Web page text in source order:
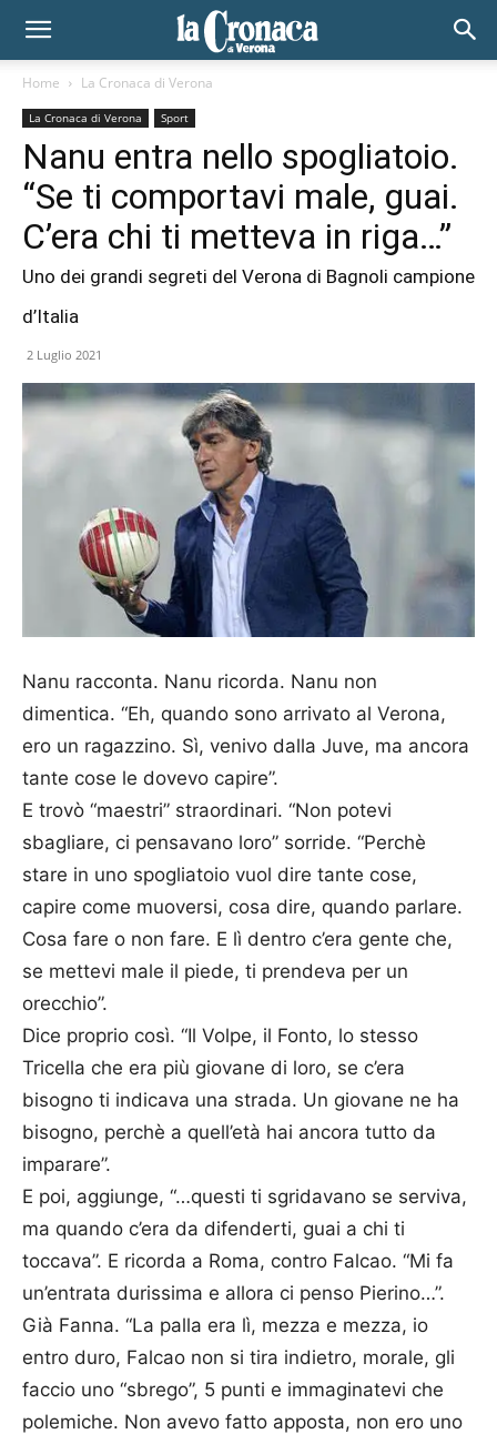
Home La Cronaca di Verona
La Cronaca di Verona Sport
Nanu entra nello spogliatoio.
“Se ti comportavi male, guai.
C’era chi ti metteva in riga…”
Uno dei grandi segreti del Verona di Bagnoli campione
d’Italia
2 Luglio 2021
Nanu racconta. Nanu ricorda. Nanu non
dimentica. “Eh, quando sono arrivato al Verona,
ero un ragazzino. Sì, venivo dalla Juve, ma ancora
tante cose le dovevo capire”.
E trovò “maestri” straordinari. “Non potevi
sbagliare, ci pensavano loro” sorride. “Perchè
stare in uno spogliatoio vuol dire tante cose,
capire come muoversi, cosa dire, quando parlare.
Cosa fare o non fare. E lì dentro c’era gente che,
se mettevi male il piede, ti prendeva per un
orecchio”.
Dice proprio così. “Il Volpe, il Fonto, lo stesso
Tricella che era più giovane di loro, se c’era
bisogno ti indicava una strada. Un giovane ne ha
bisogno, perchè a quell’età hai ancora tutto da
imparare”.
E poi, aggiunge, “…questi ti sgridavano se serviva,
ma quando c’era da difenderti, guai a chi ti
toccava”. E ricorda a Roma, contro Falcao. “Mi fa
un’entrata durissima e allora ci penso Pierino…”.
Già Fanna. “La palla era lì, mezza e mezza, io
entro duro, Falcao non si tira indietro, morale, gli
faccio uno “sbrego”, 5 punti e immaginatevi che
polemiche. Non avevo fatto apposta, non ero uno